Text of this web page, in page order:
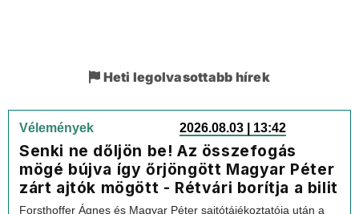
Heti legolvasottabb hírek
Vélemények 2026.08.03 | 13:42
Senki ne dőljön be! Az összefogás
mögé bújva így őrjöngött Magyar Péter
zárt ajtók mögött - Rétvári borítja a bilit
Forsthoffer Ágnes és Magyar Péter sajtótájékoztatója után a